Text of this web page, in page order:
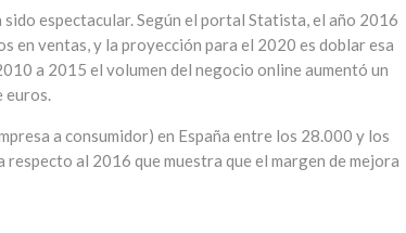
espectacular. Según el portal Statista, el año 2016
en ventas, y la proyección para el 2020 es doblar esa
a 2015 el volumen del negocio online aumentó un
euros.
a consumidor) en España entre los 28.000 y los
al 2016 que muestra que el margen de mejora